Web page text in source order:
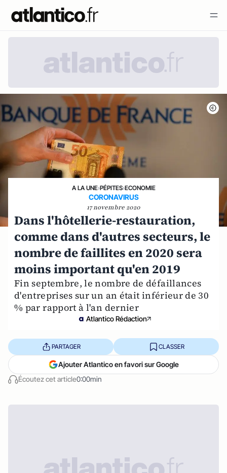
A LA UNE›PÉPITES›ECONOMIE
CORONAVIRUS
17 novembre 2020
Dans l'hôtellerie-restauration,
comme dans d'autres secteurs, le
nombre de faillites en 2020 sera
moins important qu'en 2019
Fin septembre, le nombre de défaillances
d'entreprises sur un an était inférieur de 30
% par rapport à l'an dernier
Atlantico Rédaction
Écoutez cet article0:00min
PARTAGER CLASSER
Ajouter Atlantico en favori sur Google